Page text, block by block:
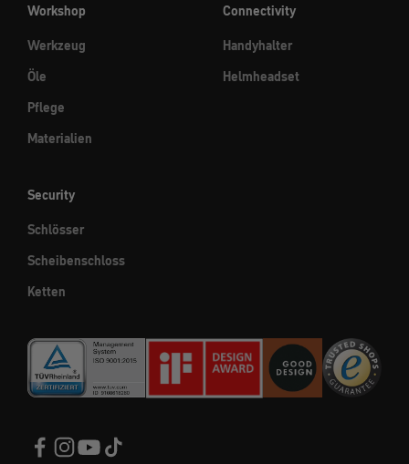
Workshop
Werkzeug
Öle
Pflege
Materialien
Connectivity
Handyhalter
Helmheadset
Security
Schlösser
Scheibenschloss
Ketten